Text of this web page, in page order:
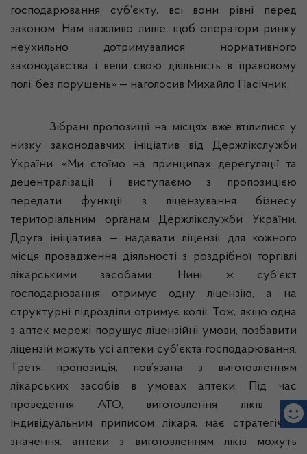
господарювання суб’єкту, всі вони рівні перед
законом. Нам важливо лише, щоб оператори ринку
неухильно дотримувалися нормативного
законодавства і вели свою діяльність в правовому
полі, без порушень» — наголосив Михайло Пасічник.
Зібрані пропозиції на місцях вже втілилися у
низку законодавчих ініціатив від Держлікслужби
України. «Ми стоїмо на принципах дерегуляції та
децентралізації і виступаємо з пропозицією
передати функції з ліцензування бізнесу
територіальним органамДержлікслужби України.
Друга ініціатива — надавати ліцензії для кожного
місця провадження діяльності з роздрібної торгівлі
лікарськими засобами. Нині ж суб’єкт
господарювання отримує одну ліцензію, а на
структурні підрозділи отримує копії. Тож, якщо одна
з аптек мережі порушує ліцензійні умови, позбавити
ліцензій можуть усі аптеки суб’єкта господарювання.
Третя пропозиція, пов’язана з виготовленням
лікарських засобів в умовах аптеки. Під час
проведення АТО, виготовлення ліків за
індивідуальним приписом лікаря, має стратегічне
значення: аптеки з виготовленням ліків можуть